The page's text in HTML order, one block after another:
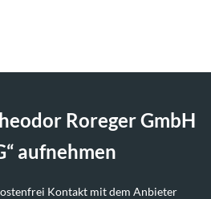
Roreger GmbH
aufnehmen
Kontakt mit dem Anbieter